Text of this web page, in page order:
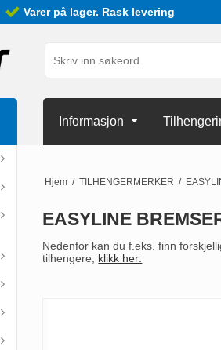
Varer på lager. Rask levering
Informasjon
Hjem / TILHENGERMERKER /
EASYLINE
Nedenfor kan du f.eks. finn
tilhengere, klikk her: